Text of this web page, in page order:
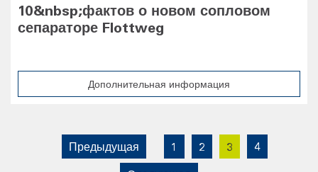
10&nbsp;фактов о новом сопловом
сепараторе Flottweg
Дополнительная информация
1 2 3 4